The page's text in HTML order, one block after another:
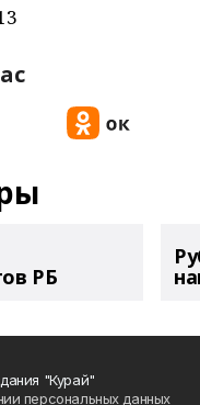
РБ
"Курай"
персональных данных